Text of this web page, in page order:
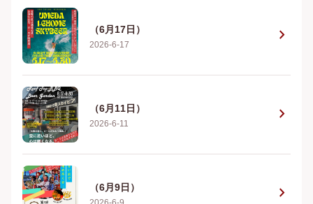
（6月17日）
2026-6-17 chevron_right
（6月11日）
2026-6-11 chevron_right
（6月9日） chevron_right